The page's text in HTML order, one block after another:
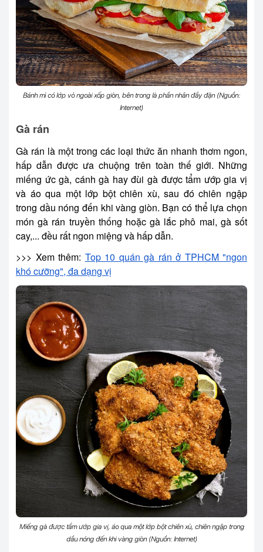
Bánh mì có lớp vỏ ngoài xốp giòn, bên trong là phần nhân đầy đặn (Nguồn:
Internet)
Gà rán
Gà rán là một trong các loại thức ăn nhanh thơm ngon,
hấp dẫn được ưa chuộng trên toàn thế giới. Những
miếng ức gà, cánh gà hay đùi gà được tẩm ướp gia vị
và áo qua một lớp bột chiên xù, sau đó chiên ngập
trong dầu nóng đến khi vàng giòn. Bạn có thể lựa chọn
món gà rán truyền thống hoặc gà lắc phô mai, gà sốt
cay,... đều rất ngon miệng và hấp dẫn.
>>> Xem thêm: Top 10 quán gà rán ở TPHCM "ngon
khó cưỡng", đa dạng vị
Miếng gà được tẩm ướp gia vị, áo qua một lớp bột chiên xù, chiên ngập trong
dầu nóng đến khi vàng giòn (Nguồn: Internet)